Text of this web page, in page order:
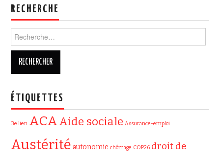
RECHERCHE
ÉTIQUETTES
3e lien ACAAide sociale Assurance-emploi
Austérité autonomie chômage COP26 droit de